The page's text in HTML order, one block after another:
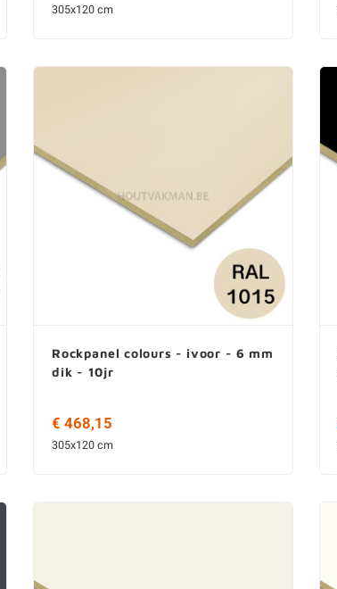
305x120 cm
Rockpanel colours - ivoor - 6 mm
dik - 10jr
€ 468,15
305x120 cm